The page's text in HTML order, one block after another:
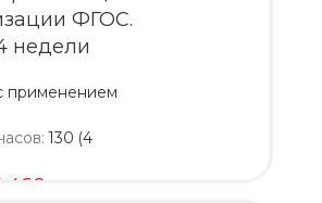
ФГОС.
недели
применением
: 130 (4
460